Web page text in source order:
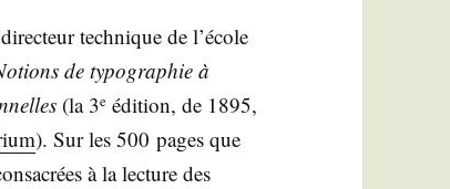
tech­nique de l’école
de typo­gra­phie à
(la 3e édi­tion, de 1895,
). Sur les 500 pages que
à la lec­ture des